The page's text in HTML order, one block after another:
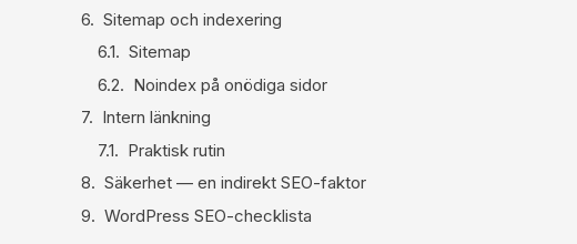
Sitemap och indexering
Sitemap
Noindex på onödiga sidor
Intern länkning
Praktisk rutin
Säkerhet — en indirekt SEO-faktor
WordPress SEO-checklista